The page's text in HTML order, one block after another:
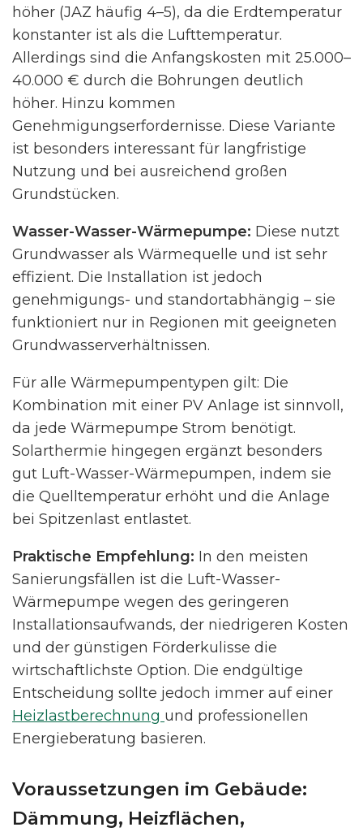
höher (JAZ häufig 4–5), da die Erdtemperatur
konstanter ist als die Lufttemperatur.
Allerdings sind die Anfangskosten mit 25.000–
40.000 € durch die Bohrungen deutlich
höher. Hinzu kommen
Genehmigungserfordernisse. Diese Variante
ist besonders interessant für langfristige
Nutzung und bei ausreichend großen
Grundstücken.
Wasser-Wasser-Wärmepumpe: Diese nutzt
Grundwasser als Wärmequelle und ist sehr
effizient. Die Installation ist jedoch
genehmigungs- und standortabhängig – sie
funktioniert nur in Regionen mit geeigneten
Grundwasserverhältnissen.
Für alle Wärmepumpentypen gilt: Die
Kombination mit einer PV Anlage ist sinnvoll,
da jede Wärmepumpe Strom benötigt.
Solarthermie hingegen ergänzt besonders
gut Luft-Wasser-Wärmepumpen, indem sie
die Quelltemperatur erhöht und die Anlage
bei Spitzenlast entlastet.
Praktische Empfehlung: In den meisten
Sanierungsfällen ist die Luft-Wasser-
Wärmepumpe wegen des geringeren
Installationsaufwands, der niedrigeren Kosten
und der günstigen Förderkulisse die
wirtschaftlichste Option. Die endgültige
Entscheidung sollte jedoch immer auf einer
Heizlastberechnung und professionellen
Energieberatung basieren.
Voraussetzungen im Gebäude:
Dämmung, Heizflächen,